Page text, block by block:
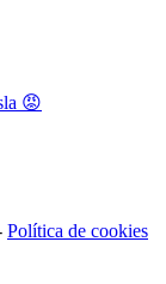
😡
Política de cookies